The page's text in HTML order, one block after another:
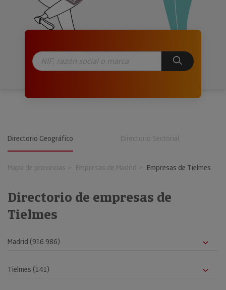
Directorio Geográfico Directorio Sectorial
Mapa de provincias Empresas de Madrid Empresas de Tielmes
Directorio de empresas de
Tielmes